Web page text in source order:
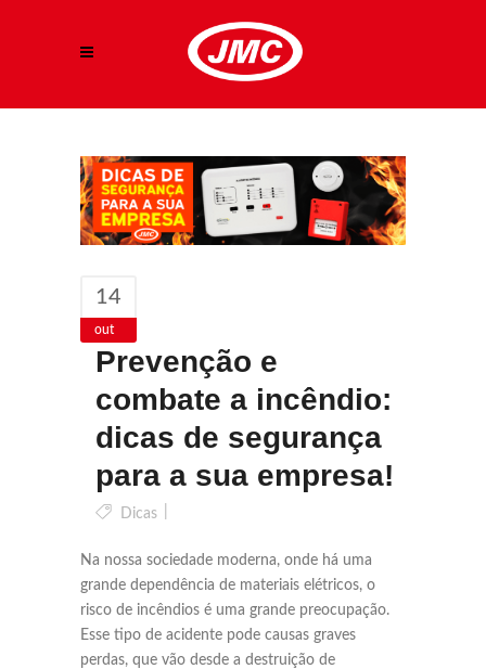
14
out
Prevenção e
combate a incêndio:
dicas de segurança
para a sua empresa!
Dicas
Na nossa sociedade moderna, onde há uma
grande dependência de materiais elétricos, o
risco de incêndios é uma grande preocupação.
Esse tipo de acidente pode causas graves
perdas, que vão desde a destruição de